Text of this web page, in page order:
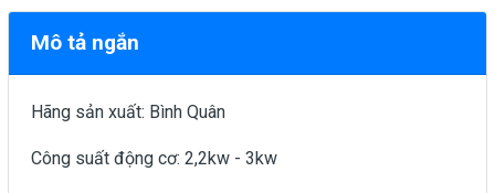
Mô tả ngắn
Hãng sản xuất: Bình Quân
Công suất động cơ: 2,2kw - 3kw